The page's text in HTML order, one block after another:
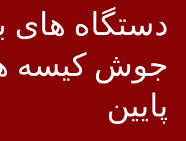
دستگاه
جوش کیسه
پایین